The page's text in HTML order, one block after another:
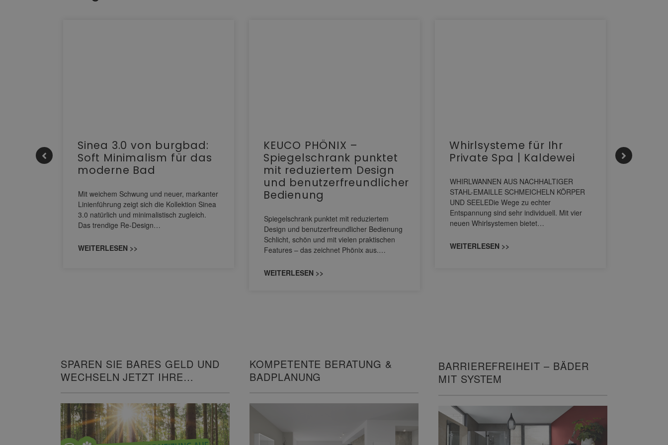
Sinea 3.0 von burgbad:
Soft Minimalism für das
moderne Bad
Mit weichem Schwung und neuer, markanter
Linienführung zeigt sich die Kollektion Sinea
3.0 natürlich und minimalistisch zugleich.
Das trendige Re-Design…
WEITERLESEN >>
KEUCO PHÖNIX –
Spiegelschrank punktet
mit reduziertem Design
und benutzerfreundlicher
Bedienung
Spiegelschrank punktet mit reduziertem
Design und benutzerfreundlicher Bedienung
Schlicht, schön und mit vielen praktischen
Features – das zeichnet Phönix aus.…
WEITERLESEN >>
Whirlsysteme für Ihr
Private Spa | Kaldewei
WHIRLWANNEN AUS NACHHALTIGER
STAHL-EMAILLE SCHMEICHELN KÖRPER
UND SEELEDie Wege zu echter
Entspannung sind sehr individuell. Mit vier
neuen Whirlsystemen bietet…
WEITERLESEN >>
SPAREN SIE BARES GELD UND
WECHSELN JETZT IHRE
KOMPETENTE BERATUNG &
BADPLANUNG
BARRIEREFREIHEIT – BÄDER
MIT SYSTEM